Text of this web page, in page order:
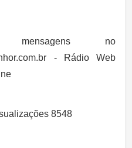
no
- Rádio Web
8548